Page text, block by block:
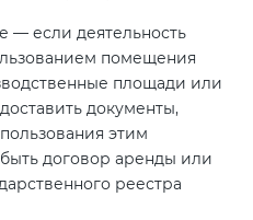
— если деятельность
помещения
площади или
документы,
этим
договор аренды или
реестра